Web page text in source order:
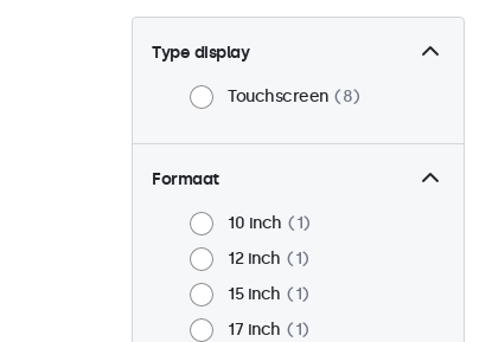
Type display
Touchscreen 8
Formaat
10 inch
1
12 inch
1
15 inch
1
17 inch
1